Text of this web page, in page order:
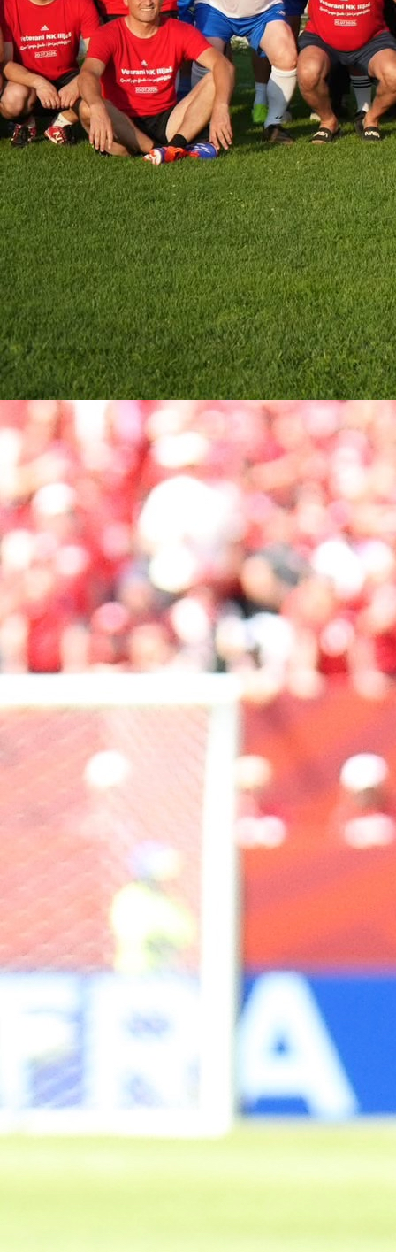
IGRAO PROTIV SAD-a
Nije baš da su česte situacije gdje je igrač rođen u
najbolji strijelac lige u inostranstvu. To je slučaj
rumunskom Superligom, piše Faktor.
U Rumuniji već godinama igra Elvir Koljić koji je
najboljim igračima lige, a od ljeta 2024. godine to
Lukić je prvo potpisao za Craiovu da bi
besplatnom transferu potpisao za Universitateu
čini se napravio pravi potez.
Napadač je eksplodirao za kratko vrijeme te je
golova najbolji strijelac prvenstva zajedno s
Rapida Aleksandrom Dobreom.
Na sebe je Lukić nedavno privukao pažnju jer je
utakmici ABA lige između Cluja i Partizana. Dao
zanimljiv komentar.
- Išao sam gledati utakmicu Cluj - Partizan. Moji
dolaze. Ja sam Srbin iz Bosne. To ne krijem i to
znaju. Išao sam gledati utakmicu i podržao sam
rekao je Lukić.
O Lukiću se može govoriti kao
dok je bio bivši član U-21 selekcije Zmajeva te